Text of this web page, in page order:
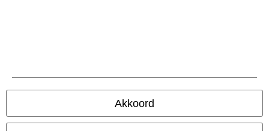
Akkoord
Annuleer bestelling